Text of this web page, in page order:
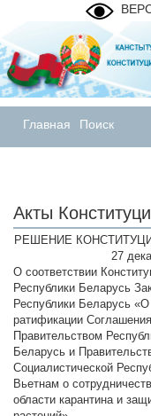
Главная Поиск
Акты
РЕШЕНИЕ
27
О соответствии
Республики Беларусь
Республики Беларусь «О
ратификации
Правительством
Беларусь и
Социалистической
Вьетнам о
области карантина и